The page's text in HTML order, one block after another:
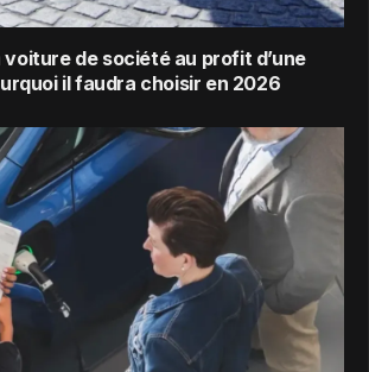
de société au profit d’une
il faudra choisir en 2026